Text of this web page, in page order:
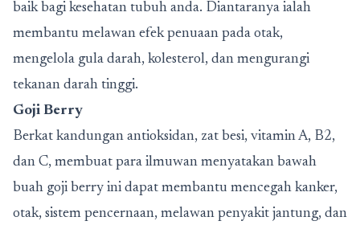
baik bagi kesehatan tubuh anda. Diantaranya ialah
membantu melawan efek penuaan pada otak,
mengelola gula darah, kolesterol, dan mengurangi
tekanan darah tinggi.
Goji Berry
Berkat kandungan antioksidan, zat besi, vitamin A, B2,
dan C, membuat para ilmuwan menyatakan bawah
buah goji berry ini dapat membantu mencegah kanker,
otak, sistem pencernaan, melawan penyakit jantung, dan